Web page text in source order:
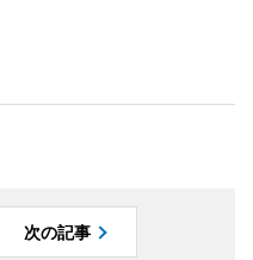
次の記事